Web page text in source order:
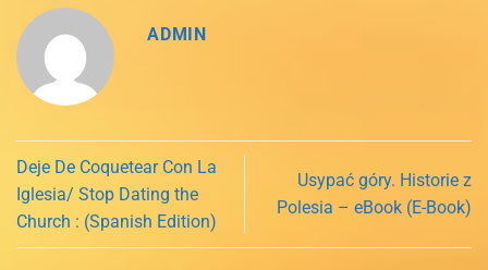
ADMIN
Deje De Coquetear Con La
Iglesia/ Stop Dating the
Church : (Spanish Edition)
Usypać góry. Historie z
Polesia – eBook (E-Book)